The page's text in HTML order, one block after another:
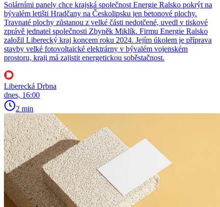
Solárními panely chce krajská společnost Energie Ralsko pokrýt na
bývalém letišti Hradčany na Českolipsku jen betonové plochy.
Travnaté plochy zůstanou z velké části nedotčené, uvedl v tiskové
zprávě jednatel společnosti Zbyněk Miklík. Firmu Energie Ralsko
založil Liberecký kraj koncem roku 2024. Jejím úkolem je příprava
stavby velké fotovoltaické elektrárny v bývalém vojenském
prostoru, kraji má zajistit energetickou soběstačnost.
Liberecká Drbna
dnes, 16:00
2 min